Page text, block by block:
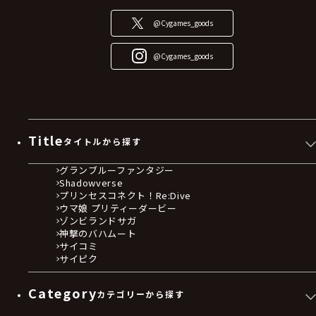
@Cygames_goods
@Cygames_goods
Titleタイトルから探す
グランブルーファンタジー
Shadowverse
プリンセスコネクト！Re:Dive
ウマ娘 プリティーダービー
ゾンビランドサガ
神撃のバハムート
サイコミ
サイピク
Categoryカテゴリーから探す